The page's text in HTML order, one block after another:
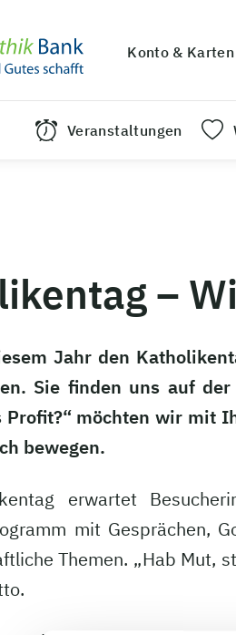
Konto & Karten
Veranstaltungen
–
Jahr den
Sie finden uns auf
möchten wir mit
bewegen.
erwartet
mit Gesprächen,
Themen. „Hab Mut,